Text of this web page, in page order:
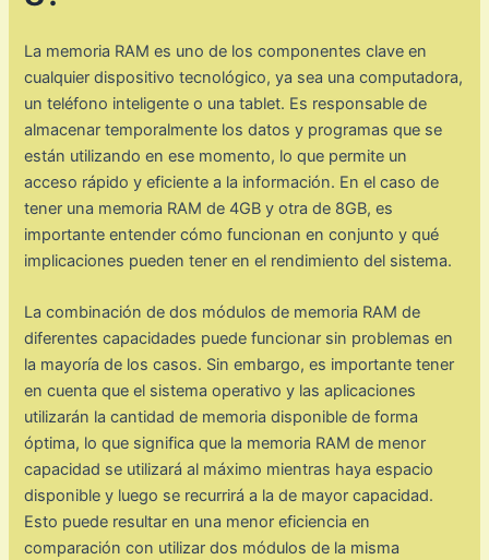
La memoria RAM es uno de los componentes clave en
cualquier dispositivo tecnológico, ya sea una computadora,
un teléfono inteligente o una tablet. Es responsable de
almacenar temporalmente los datos y programas que se
están utilizando en ese momento, lo que permite un
acceso rápido y eficiente a la información. En el caso de
tener una memoria RAM de 4GB y otra de 8GB, es
importante entender cómo funcionan en conjunto y qué
implicaciones pueden tener en el rendimiento del sistema.
La combinación de dos módulos de memoria RAM de
diferentes capacidades puede funcionar sin problemas en
la mayoría de los casos. Sin embargo, es importante tener
en cuenta que el sistema operativo y las aplicaciones
utilizarán la cantidad de memoria disponible de forma
óptima, lo que significa que la memoria RAM de menor
capacidad se utilizará al máximo mientras haya espacio
disponible y luego se recurrirá a la de mayor capacidad.
Esto puede resultar en una menor eficiencia en
comparación con utilizar dos módulos de la misma